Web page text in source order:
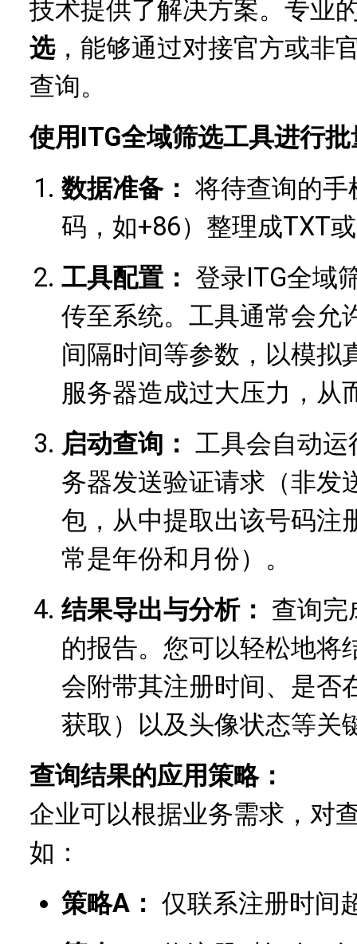
技术提供了解决方案。专业
选，能够通过对接官方或非
查询。
使用ITG全域筛选工具进行
数据准备： 将待查询的
码，如+86）整理成TXT
工具配置： 登录ITG全域
传至系统。工具通常会允
间隔时间等参数，以模拟
服务器造成过大压力，从
启动查询： 工具会自动
务器发送验证请求（非发
包，从中提取出该号码注
常是年份和月份）。
结果导出与分析： 查询完
的报告。您可以轻松地将
会附带其注册时间、是否
获取）以及头像状态等关
查询结果的应用策略：
企业可以根据业务需求，对
如：
策略A： 仅联系注册时间